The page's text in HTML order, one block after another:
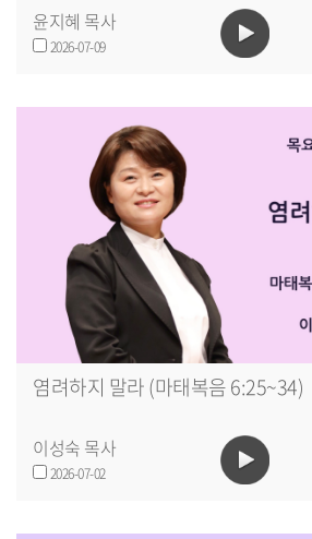
윤지혜 목사
2026-07-09
염려하지 말라 (마태복음 6:25~34)
이성숙 목사
2026-07-02